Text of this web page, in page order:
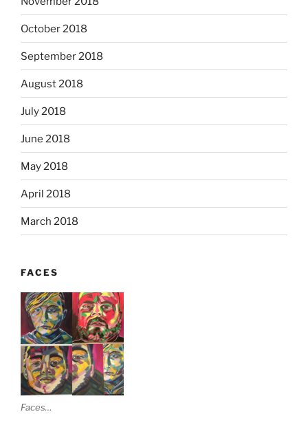
October 2018
September 2018
August 2018
July 2018
June 2018
May 2018
April 2018
March 2018
FACES
Faces…